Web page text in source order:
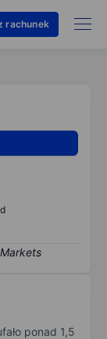
rachunek
ponad 1,5